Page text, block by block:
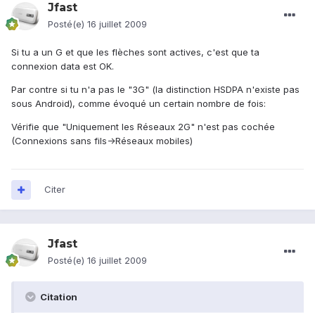
Jfast
Posté(e) 16 juillet 2009
Si tu a un G et que les flèches sont actives, c'est que ta
connexion data est OK.
Par contre si tu n'a pas le "3G" (la distinction HSDPA n'existe pas
sous Android), comme évoqué un certain nombre de fois:
Vérifie que "Uniquement les Réseaux 2G" n'est pas cochée
(Connexions sans fils->Réseaux mobiles)
Citer
Jfast
Posté(e) 16 juillet 2009
Citation